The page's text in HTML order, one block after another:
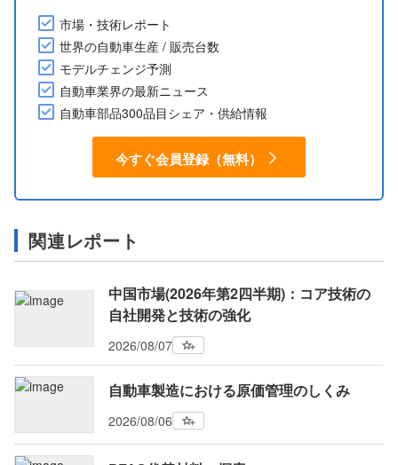
市場・技術レポート
世界の自動車生産 / 販売台数
モデルチェンジ予測
自動車業界の最新ニュース
自動車部品300品目シェア・供給情報
今すぐ会員登録（無料）
関連レポート
中国市場(2026年第2四半期)：コア技術の
自社開発と技術の強化
2026/08/07
自動車製造における原価管理のしくみ
2026/08/06